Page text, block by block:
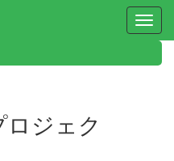
ジェク